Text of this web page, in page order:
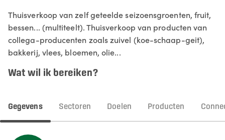
Thuisverkoop van zelf geteelde seizoensgroenten, fruit,
bessen... (multiteelt). Thuisverkoop van producten van
collega-producenten zoals zuivel (koe-schaap-geit),
bakkerij, vlees, bloemen, olie...
Wat wil ik bereiken?
Gegevens Sectoren Doelen Producten